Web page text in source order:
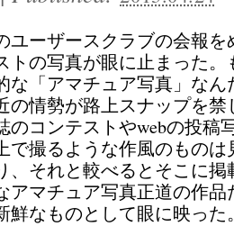
ユーザースクラブの会報を
トの写真が眼に止まった。
な「アマチュア写真」なん
の情勢が路上スナップを禁
のコンテストやwebの投稿
で撮るような作風のもの
、それと較べるとそこに
アマチュア写真正道の作品
鮮なものとして眼に映った